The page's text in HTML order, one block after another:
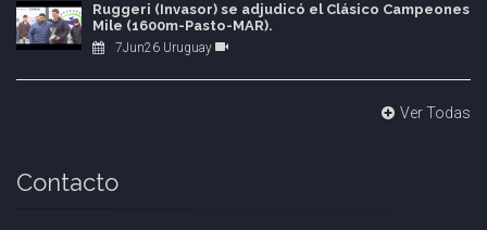
Ruggeri (Invasor) se adjudicó el Clásico Campeones
Mile (1600m-Pasto-MAR).
7Jun26 Uruguay
Ver Todas
Contacto